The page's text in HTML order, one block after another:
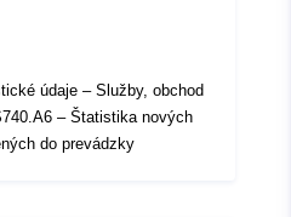
30 July 2026
údaje – Služby, obchod
– Štatistika nových
do prevádzky